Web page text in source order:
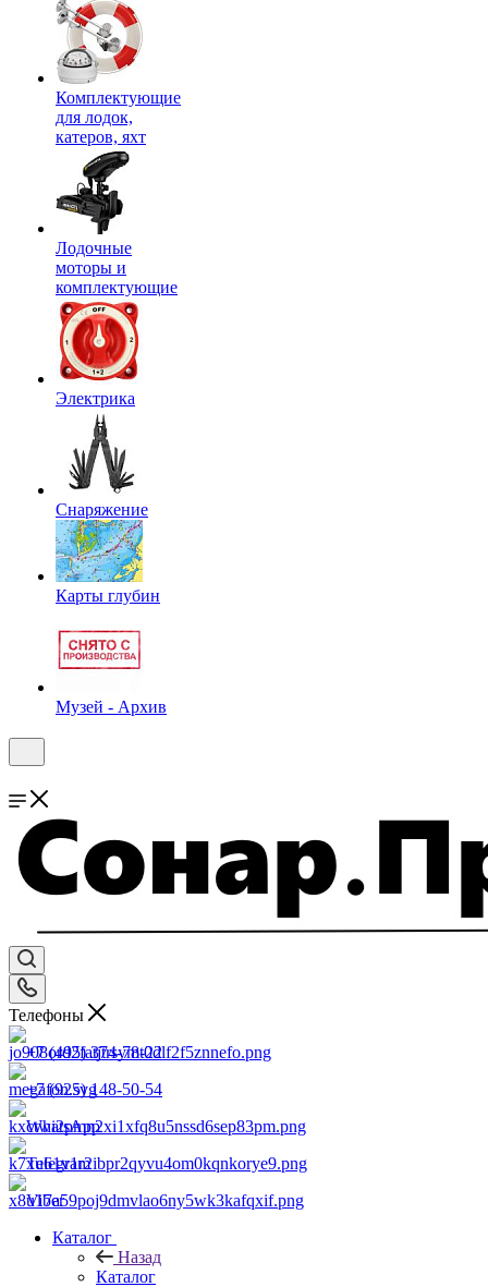
Комплектующие
для лодок,
катеров, яхт
Лодочные
моторы и
комплектующие
Электрика
Снаряжение
Карты глубин
Музей - Архив
Телефоны
+7 (495) 374-78-22
+7 (925) 148-50-54
WhatsApp
Telegram
Viber
Каталог
Назад
Каталог